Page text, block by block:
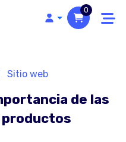
0
de las
productos
Sitio web